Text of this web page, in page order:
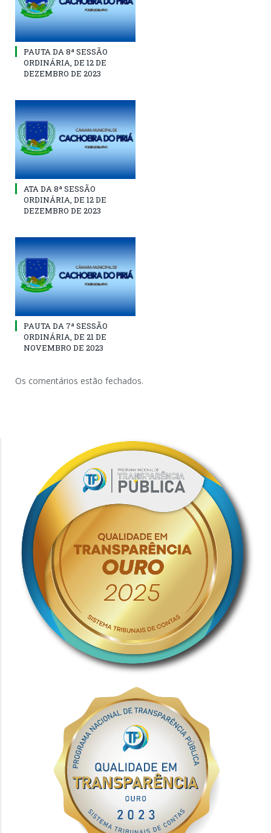
PAUTA DA 8ª SESSÃO
ORDINÁRIA, DE 12 DE
DEZEMBRO DE 2023
ATA DA 8ª SESSÃO
ORDINÁRIA, DE 12 DE
DEZEMBRO DE 2023
PAUTA DA 7ª SESSÃO
ORDINÁRIA, DE 21 DE
NOVEMBRO DE 2023
Os comentários estão fechados.